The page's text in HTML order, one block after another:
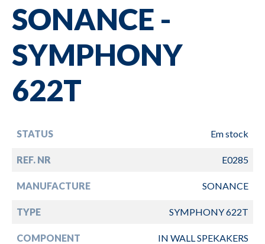
SONANCE -
SYMPHONY
622T
STATUS Em stock
REF. NR E0285
MANUFACTURE SONANCE
TYPE SYMPHONY 622T
COMPONENT IN WALL SPEKAKERS